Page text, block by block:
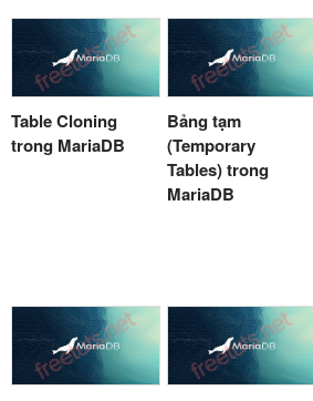
Table Cloning
trong MariaDB
Bảng tạm
(Temporary
Tables) trong
MariaDB